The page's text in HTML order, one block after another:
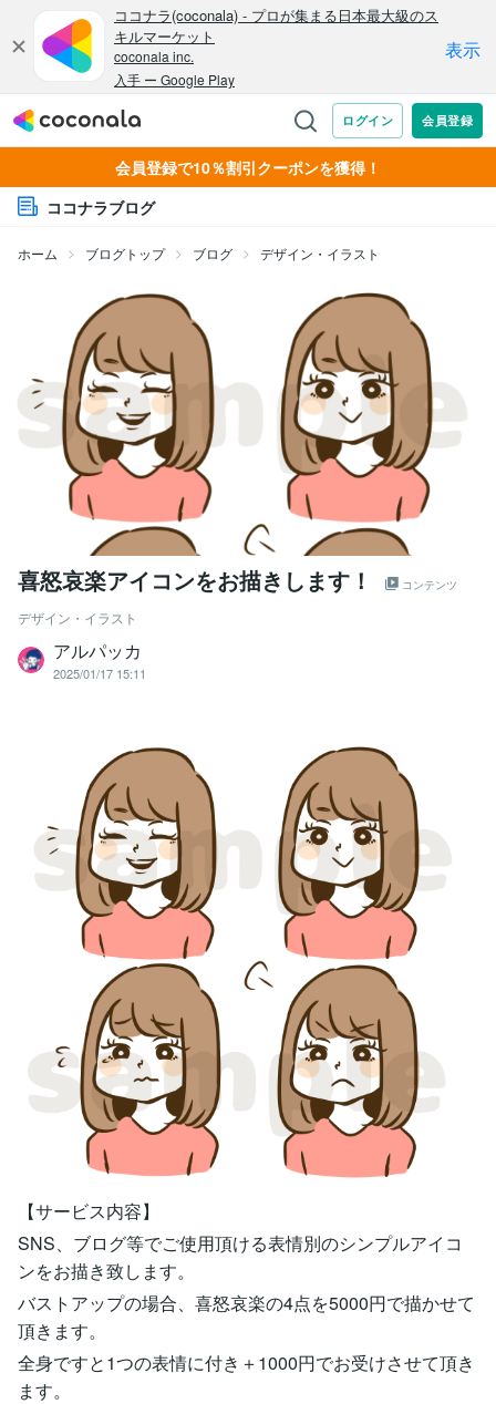
会員登録で10％割引クーポンを獲得！
ココナラブログ
ホーム ブログトップ ブログ デザイン・イラスト
喜怒哀楽アイコンをお描きします！ コンテンツ
デザイン・イラスト
アルパッカ
2025/01/17 15:11
【サービス内容】
SNS、ブログ等でご使用頂ける表情別のシンプルアイコ
ンをお描き致します。
バストアップの場合、喜怒哀楽の4点を5000円で描かせて
頂きます。
全身ですと1つの表情に付き＋1000円でお受けさせて頂き
ます。